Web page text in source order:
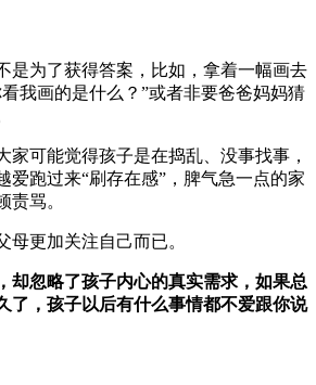
是为了获得答案，比如，拿着一幅画去
我画的是什么？”或者非要爸爸妈妈猜
家可能觉得孩子是在捣乱、没事找事，
爱跑过来“刷存在感”，脾气急一点的家
责骂。
母更加关注自己而已。
却忽略了孩子内心的真实需求，如果总
了，孩子以后有什么事情都不爱跟你说